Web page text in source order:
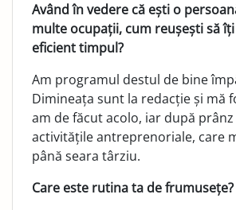
Având în vedere că ești o
multe ocupații, cum reușești să
eficient timpul?
Am programul destul de bine
Dimineața sunt la redacție și mă
am de făcut acolo, iar după
activitățile antreprenoriale, care
până seara târziu.
Care este rutina ta de frumusețe?